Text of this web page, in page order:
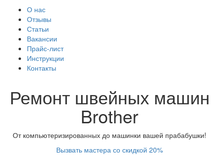
О нас
Отзывы
Статьи
Вакансии
Прайс-лист
Инструкции
Контакты
Ремонт швейных машин
Brother
От компьютеризированных до машинки вашей прабабушки!
Вызвать мастера со скидкой 20%